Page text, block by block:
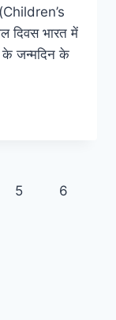
(Children’s
दिवस भारत में
के जन्मदिन के
5 6